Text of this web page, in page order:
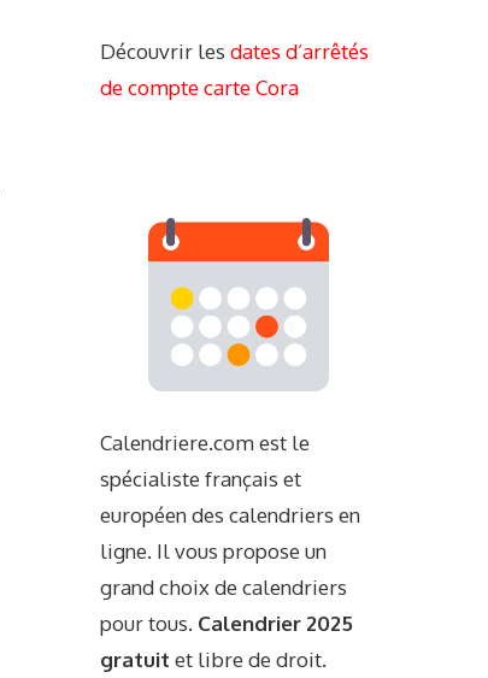
Découvrir les dates d’arrêtés
de compte carte Cora
Calendriere.com est le
spécialiste français et
européen des calendriers en
ligne. Il vous propose un
grand choix de calendriers
pour tous. Calendrier 2025
gratuit et libre de droit.